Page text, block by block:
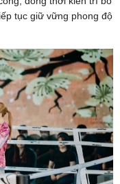
tục giữ vững phong độ